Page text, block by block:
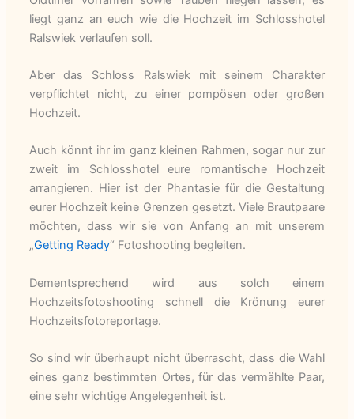
liegt ganz an euch wie die Hochzeit im Schlosshotel
Ralswiek verlaufen soll.
Aber das Schloss Ralswiek mit seinem Charakter
verpflichtet nicht, zu einer pompösen oder großen
Hochzeit.
Auch könnt ihr im ganz kleinen Rahmen, sogar nur zur
zweit im Schlosshotel eure romantische Hochzeit
arrangieren. Hier ist der Phantasie für die Gestaltung
eurer Hochzeit keine Grenzen gesetzt. Viele Brautpaare
möchten, dass wir sie von Anfang an mit unserem
„Getting Ready“ Fotoshooting begleiten.
Dementsprechend wird aus solch einem
Hochzeitsfotoshooting schnell die Krönung eurer
Hochzeitsfotoreportage.
So sind wir überhaupt nicht überrascht, dass die Wahl
eines ganz bestimmten Ortes, für das vermählte Paar,
eine sehr wichtige Angelegenheit ist.